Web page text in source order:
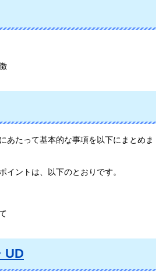
あたって基本的な事項を以下にまとめま
イントは、以下のとおりです。
UD